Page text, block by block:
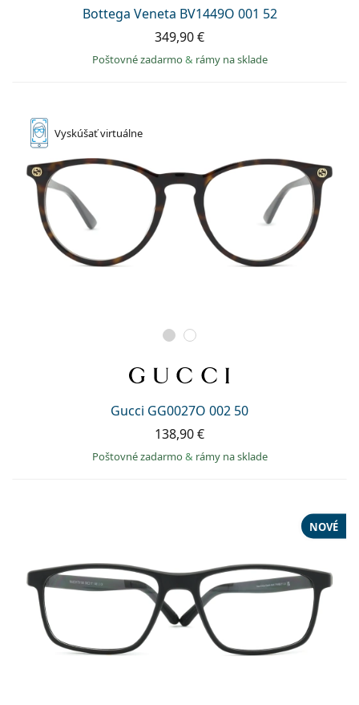
Bottega Veneta BV1449O 001 52
349,90 €
Poštovné zadarmo& rámy na sklade
Vyskúšaťvirtuálne
Gucci GG0027O 002 50
138,90 €
Poštovné zadarmo& rámy na sklade
NOVÉ